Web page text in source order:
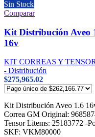
Sin Stock
Comparar
Kit Distribución Aveo
16v
KIT CORREAS Y
- Distribución
$275,965.02
Kit Distribución Aveo 1.6
Correa GM Original:
Tensor Litems: 25183772 -
SKF: VKM80000